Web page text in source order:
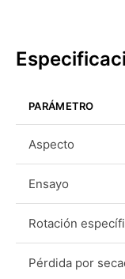
PARÁMETRO
Aspecto
Ensayo
Rotación
Pérdida por